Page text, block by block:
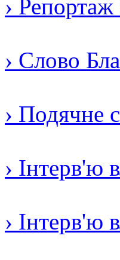
› Репортаж
› Слово
› Подячне
› Інтерв'ю
› Інтерв'ю